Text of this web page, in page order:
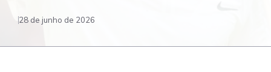
28 de junho de 2026